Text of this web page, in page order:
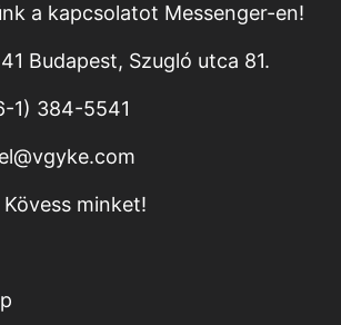
a kapcsolatot Messenger-en!
Budapest, Szugló utca 81.
1) 384-5541
Kövess minket!